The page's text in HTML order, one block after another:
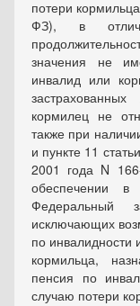
потери
ФЗ), в
значения не
инвалид или
кормилец не
также при
и пункте 11
2001 года N
обеспечении
Федеральный
исключающих
по инвалидности
кормильца,
пенсия по
случаю потери